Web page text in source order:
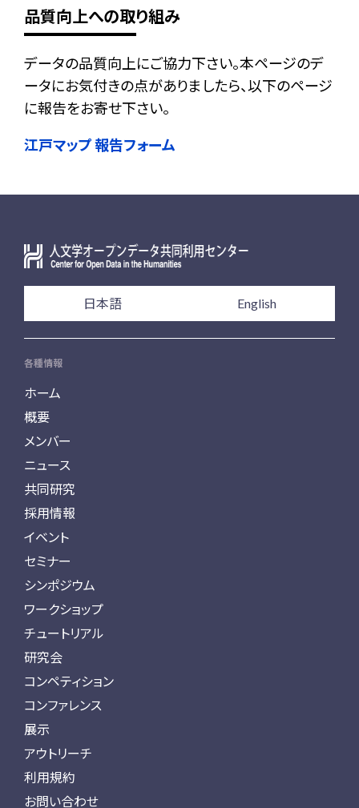
品質向上への取り組み
データの品質向上にご協力下さい。本ページのデ
ータにお気付きの点がありましたら、以下のページ
に報告をお寄せ下さい。
江戸マップ 報告フォーム
日本語 English
各種情報
ホーム
概要
メンバー
ニュース
共同研究
採用情報
イベント
セミナー
シンポジウム
ワークショップ
チュートリアル
研究会
コンペティション
コンファレンス
展示
アウトリーチ
利用規約
お問い合わせ